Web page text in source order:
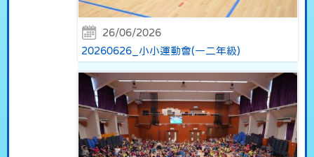
26/06/2026
20260626_小小運動會(一二年級)